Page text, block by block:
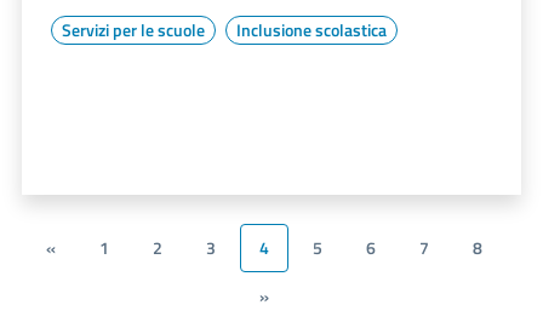
Servizi per le scuole Inclusione scolastica
« 1 2 3 4 5 6 7
8
»